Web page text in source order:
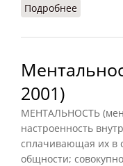
Подробнее
2001)
МЕНТАЛЬНОСТЬ
настроенность
сплачивающая их в
общности;